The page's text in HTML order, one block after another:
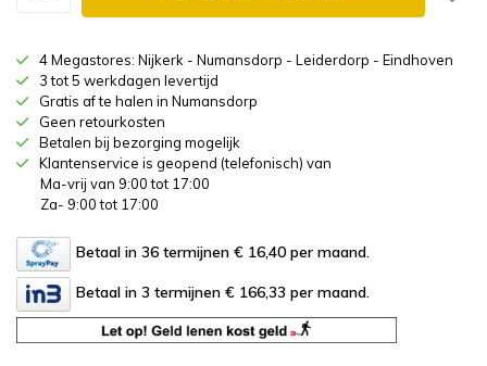
4 Megastores: Nijkerk - Numansdorp - Leiderdorp - Eindhoven
3 tot 5 werkdagen levertijd
Gratis af te halen in Numansdorp
Geen retourkosten
Betalen bij bezorging mogelijk
Klantenservice is geopend (telefonisch) van
Ma-vrij van 9:00 tot 17:00
Za- 9:00 tot 17:00
Betaal in 36 termijnen € 16,40 per maand.
Betaal in 3 termijnen € 166,33 per maand.